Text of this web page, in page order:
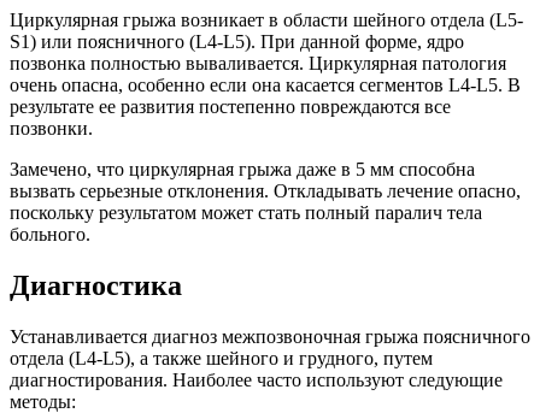
Циркулярная грыжа возникает в области шейного отдела (L5-
S1) или поясничного (L4-L5). При данной форме, ядро
позвонка полностью вываливается. Циркулярная патология
очень опасна, особенно если она касается сегментов L4-L5. В
результате ее развития постепенно повреждаются все
позвонки.
Замечено, что циркулярная грыжа даже в 5 мм способна
вызвать серьезные отклонения. Откладывать лечение опасно,
поскольку результатом может стать полный паралич тела
больного.
Диагностика
Устанавливается диагноз межпозвоночная грыжа поясничного
отдела (L4-L5), а также шейного и грудного, путем
диагностирования. Наиболее часто используют следующие
методы: